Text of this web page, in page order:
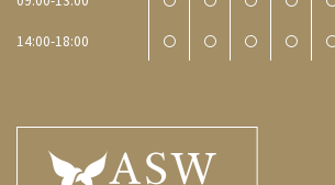
14:00-18:00 〇 〇 〇 〇